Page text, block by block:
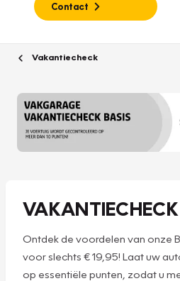
Contact
Vakantiecheck
Ontdek de voordelen van onze
voor slechts € 19,95! Laat uw
op essentiële punten, zodat u